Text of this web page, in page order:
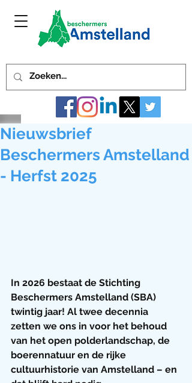
Nieuwsbrief
Beschermers Amstelland
- Herfst 2025
In 2026 bestaat de Stichting
Beschermers Amstelland (SBA)
twintig jaar! Al twee decennia
zetten we ons in voor het behoud
van het open polderlandschap, de
boerennatuur en de rijke
cultuurhistorie van Amstelland – en